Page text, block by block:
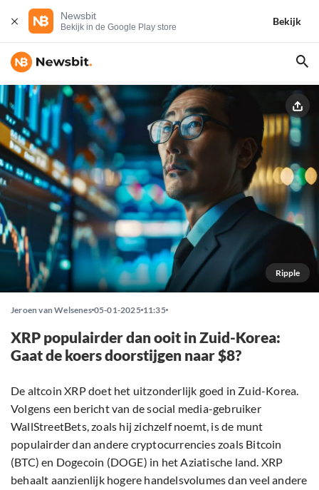
Newsbit
Bekijk in de Google Play store
Bekijk
Ripple
Jeroen van Welsenes 05-01-2025 11:35
XRP populairder dan ooit in Zuid-Korea:
Gaat de koers doorstijgen naar $8?
De altcoin XRP doet het uitzonderlijk goed in Zuid-Korea.
Volgens een bericht van de social media-gebruiker
WallStreetBets, zoals hij zichzelf noemt, is de munt
populairder dan andere cryptocurrencies zoals Bitcoin
(BTC) en Dogecoin (DOGE) in het Aziatische land. XRP
behaalt aanzienlijk hogere handelsvolumes dan veel andere